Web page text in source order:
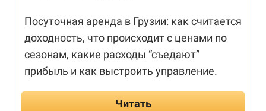
Посуточная аренда в Грузии: как считается
доходность, что происходит с ценами по
сезонам, какие расходы “съедают”
прибыль и как выстроить управление.
Читать